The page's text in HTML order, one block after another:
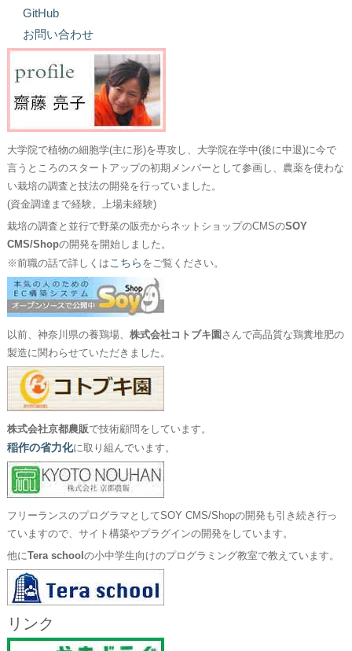
GitHub
お問い合わせ
大学院で植物の細胞学(主に形)を専攻し、大学院在学中(後に中退)に今で
言うところのスタートアップの初期メンバーとして参画し、農薬を使わな
い栽培の調査と技法の開発を行っていました。
(資金調達まで経験。上場未経験)
栽培の調査と並行で野菜の販売からネットショップのCMSのSOY
CMS/Shopの開発を開始しました。
※前職の話で詳しくはこちら をご覧ください。
以前、神奈川県の養鶏場、 株式会社コトブキ園 さんで高品質な鶏糞堆肥の
製造に関わらせていただきました。
株式会社京都農販で技術顧問をしています。
稲作の省力化に取り組んでいます。
フリーランスのプログラマとしてSOY CMS/Shopの開発も引き続き行っ
ていますので、サイト構築やプラグインの開発をしています。
他にTera school の小中学生向けのプログラミング教室で教えています。
リンク